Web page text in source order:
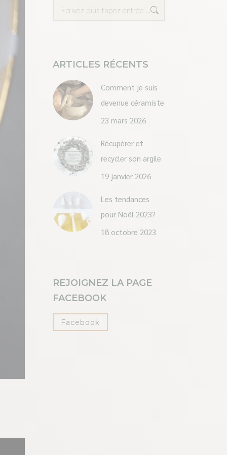
Recherche
ARTICLES RÉCENTS
Comment je suis
devenue céramiste
23 mars 2026
Récupérer et
recycler son argile
19 janvier 2026
Les tendances
pour Noël 2023?
18 octobre 2023
REJOIGNEZ LA PAGE
FACEBOOK
Facebook